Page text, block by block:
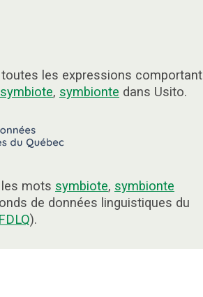
toutes les expressions comportant
symbiote, symbionte dans Usito.
mots symbiote, symbionte
de données linguistiques du
FDLQ).